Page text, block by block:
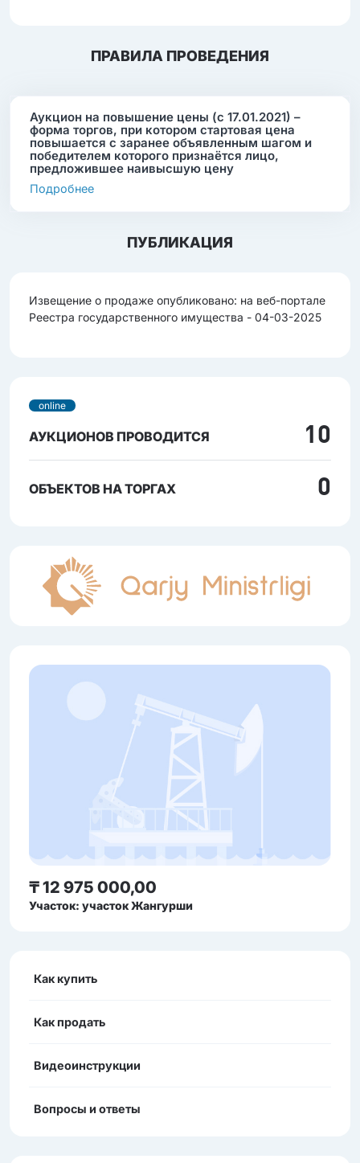
ПРАВИЛА ПРОВЕДЕНИЯ
Аукцион на повышение цены (с 17.01.2021) –
форма торгов, при котором стартовая цена
повышается с заранее объявленным шагом и
победителем которого признаётся лицо,
предложившее наивысшую цену
Подробнее
ПУБЛИКАЦИЯ
Извещение о продаже опубликовано: на веб-портале
Реестра государственного имущества - 04-03-2025
online
АУКЦИОНОВ ПРОВОДИТСЯ 10
ОБЪЕКТОВ НА ТОРГАХ 0
₸ 12 975 000,00
Участок: участок Жангурши
Как купить
Как продать
Видеоинструкции
Вопросы и ответы